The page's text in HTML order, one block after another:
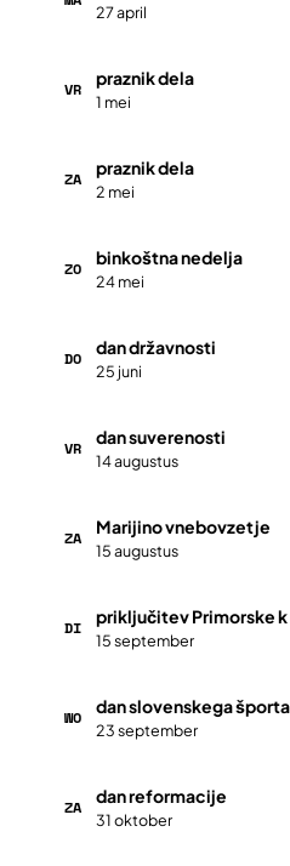
27 april
VR
praznik dela
1 mei
ZA
praznik dela
2 mei
ZO
binkoštna nedelja
24 mei
DO
dan državnosti
25 juni
VR
dan suverenosti
14 augustus
ZA
Marijino vnebovzetje
15 augustus
DI
priključitev Primorske
15 september
WO
dan slovenskega športa
23 september
ZA
dan reformacije
31 oktober